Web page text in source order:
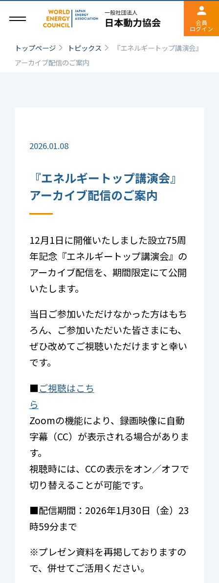
会員
ログイン
トップページ トピックス
『エネルギートップ講演会』
アーカイブ配信のご案内
2026.01.08
『エネルギートップ講演会』
アーカイブ配信のご案内
12月1日に開催いたしました設立75周
年記念『エネルギートップ講演会』の
アーカイブ配信を、期間限定にて公開
いたします。
当日ご参加いただけなかった方はもち
ろん、ご参加いただいた皆さまにも、
ぜひ改めてご視聴いただけますと幸い
です。
■ご視聴はこち
ら
Zoomの機能により、録画映像に自動
字幕（CC）が表示される場合がありま
す
視聴時には、CCの表示をオン／オフで
切り替えることが可能です。
■配信期間：2026年1月30日（金）23
時59分まで
※プレゼン資料を再掲しておりますの
で、併せてご活用ください。